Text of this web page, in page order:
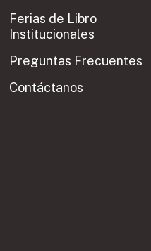
Ferias de Libro
Institucionales
Preguntas Frecuentes
Contáctanos